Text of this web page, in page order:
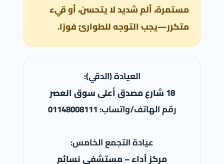
مستمرة، ألم شديد لا يتحسن، أو قيء
متكرر—يجب التوجه للطوارئ فورًا.
العيادة (الدقي):
18 شارع مصدق أعلى سوق العصر
رقم الهاتف/واتساب:
عيادة التجمع الخامس:
مركز أداء – مستشفى نسائم